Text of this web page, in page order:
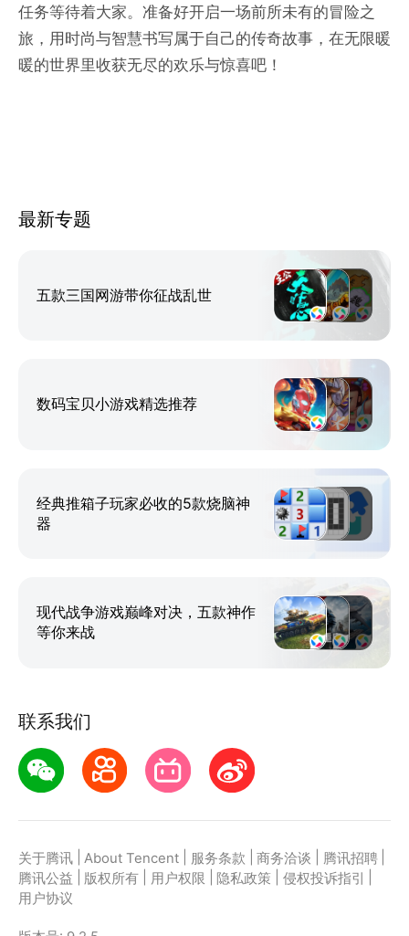
任务等待着大家。准备好开启一场前所未有的冒险之
旅，用时尚与智慧书写属于自己的传奇故事，在无限暖
暖的世界里收获无尽的欢乐与惊喜吧！
最新专题
五款三国网游带你征战乱世
数码宝贝小游戏精选推荐
经典推箱子玩家必收的5款烧脑神
器
现代战争游戏巅峰对决，五款神作
等你来战
联系我们
关于腾讯 About Tencent 服务条款 商务洽谈 腾讯招聘
腾讯公益
版权所有 用户权限 隐私政策 侵权投诉指引
用户协议